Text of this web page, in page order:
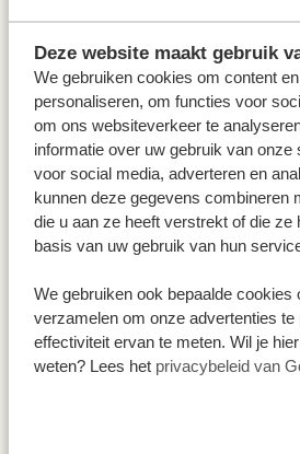
Deze website maakt gebruik
We gebruiken cookies om content
personaliseren, om functies voor
om ons websiteverkeer te
informatie over uw gebruik van onze
voor social media, adverteren en
kunnen deze gegevens combineren
die u aan ze heeft verstrekt of die ze
basis van uw gebruik van hun
We gebruiken ook bepaalde cookies
verzamelen om onze advertenties te
effectiviteit ervan te meten. Wil je
weten? Lees het privacybeleid van
Na het ontbijt vertrek je vanuit
Barranco Wall. Voor veel mensen
deel van de klim. Eenmaal op de
Wall heb je een spectaculair
vulkaan en Mount Meru. Daarna